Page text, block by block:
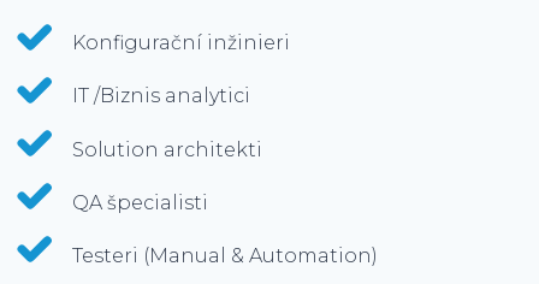
Konfigurační inžinieri
IT /Biznis analytici
Solution architekti
QA špecialisti
Testeri (Manual & Automation)